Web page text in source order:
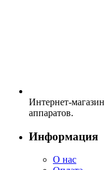
Интернет-
аппаратов.
Информация
О нас